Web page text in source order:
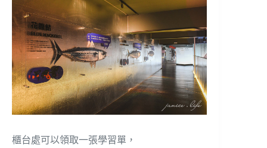
櫃台處可以領取一張學習單，